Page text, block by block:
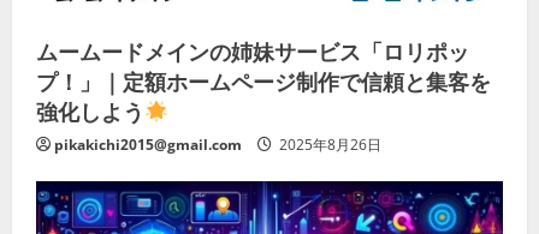
ムームードメインの姉妹サービス「ロリポッ
プ！」｜定額ホームページ制作で信頼と集客を
強化しよう
pikakichi2015@gmail.com 2025年8月26日